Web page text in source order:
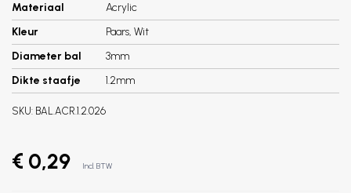
Materiaal
Acrylic
Kleur
Paars, Wit
Diameter bal
3mm
Dikte staafje
1.2mm
SKU: BAL.ACR.1.2.026
€ 0,29 Incl. BTW